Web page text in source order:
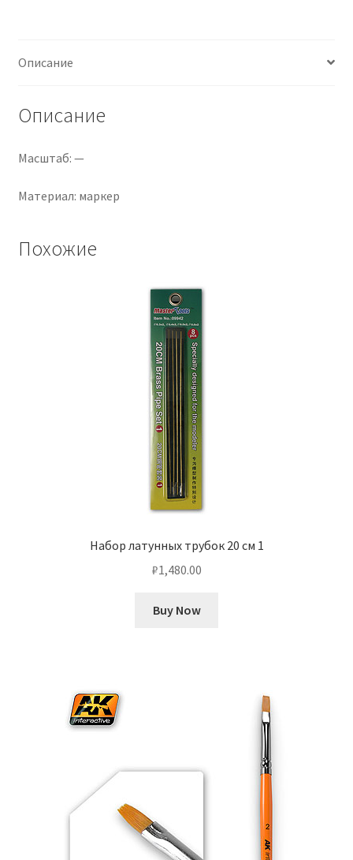
Описание
Описание
Масштаб: —
Материал: маркер
Похожие
Набор латунных трубок 20 см 1
₽1,480.00
Buy Now